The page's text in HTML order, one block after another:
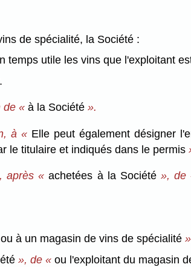
de spécialité, la Société :
temps utile les vins que l'exploitant
de «à la Société ».
à « Elle peut également désigner
le titulaire et indiqués dans le permis
après « achetées à la Société», de
ou à un magasin de vins de spécialité
», de « ou l'exploitant du magasin